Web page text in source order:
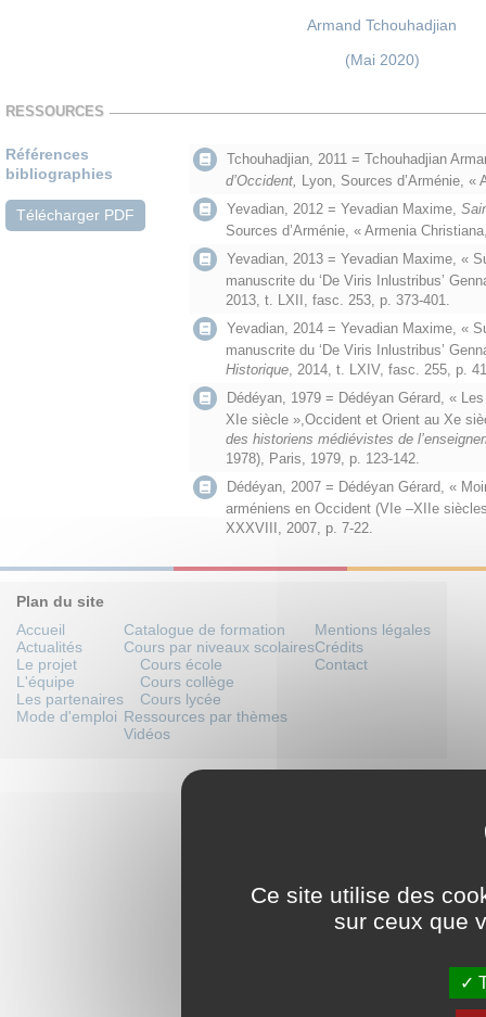
Armand Tchouhadjian
(Mai 2020)
RESSOURCES
Références
bibliographies
Télécharger PDF
Tchouhadjian, 2011 = Tchouhadjian
d’Occident, Lyon, Sources d’Arménie, «
Yevadian, 2012 = Yevadian Maxime,
Sources d’Arménie, « Armenia
Yevadian, 2013 = Yevadian Maxime, «
manuscrite du ‘De Viris Inlustribus’
2013, t. LXII, fasc. 253, p. 373-401.
Yevadian, 2014 = Yevadian Maxime, «
manuscrite du ‘De Viris Inlustribus’
Historique, 2014, t. LXIV, fasc. 255, p.
Dédéyan, 1979 = Dédéyan Gérard, «
XIe siècle »,Occident et Orient au Xe
des historiens médiévistes de
1978), Paris, 1979, p. 123-142.
Dédéyan, 2007 = Dédéyan Gérard, «
arméniens en Occident (VIe –XIIe
XXXVIII, 2007, p. 7-22.
Plan du site
Accueil
Actualités
Le projet
L'équipe
Les partenaires
Mode d'emploi
Catalogue de formation
Cours par niveaux scolaires
Cours école
Cours collège
Cours lycée
Ressources par thèmes
Vidéos
Mentions légales
Crédits
Contact
Ce site utilise des
sur ceux que